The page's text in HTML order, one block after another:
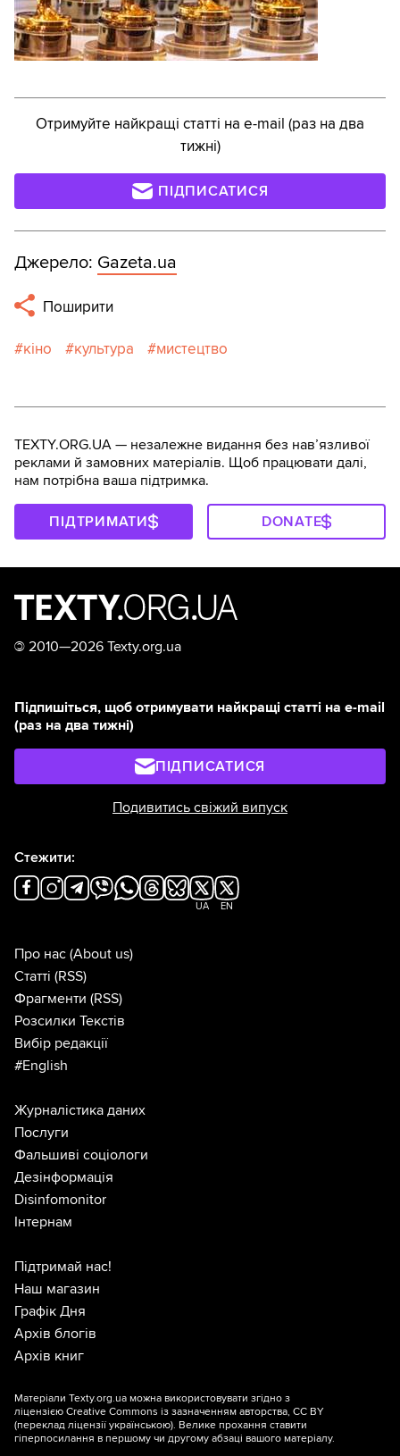
Отримуйте найкращі статті на e-mail (раз на два
тижні)
ПІДПИСАТИСЯ
Джерело: Gazeta.ua
Поширити
кіно культура мистецтво
TEXTY.ORG.UA — незалежне видання без навʼязливої
реклами й замовних матеріалів. Щоб працювати далі,
нам потрібна ваша підтримка.
ПІДТРИМАТИ DONATE
© 2010—2026 Texty.org.ua
Підпишіться, щоб отримувати найкращі статті на e-mail
(раз на два тижні)
ПІДПИСАТИСЯ
Подивитись свіжий випуск
Стежити:
UA EN
Про нас (About us)
Статті (RSS)
Фрагменти (RSS)
Розсилки Текстів
Вибір редакції
#English
Журналістика даних
Послуги
Фальшиві соціологи
Дезінформація
Disinfomonitor
Інтернам
Підтримай нас!
Наш магазин
Графік Дня
Архів блогів
Архів книг
Матеріали Texty.org.ua можна використовувати згідно з
ліцензією Creative Commons із зазначенням авторства, CC BY
(переклад ліцензії українською). Велике прохання ставити
гіперпосилання в першому чи другому абзаці вашого матеріалу.